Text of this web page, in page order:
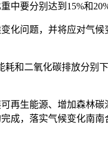
要分别达到15%和
问题，并将应对气候
和二氧化碳排放分别
生能源、增加森林碳
成，落实气候变化南南